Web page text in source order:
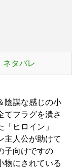
ネタバレ
陰謀な感じの小
てフラグを潰さ
ヒロイン」
主人公が助けて
子向けですの
物にされている